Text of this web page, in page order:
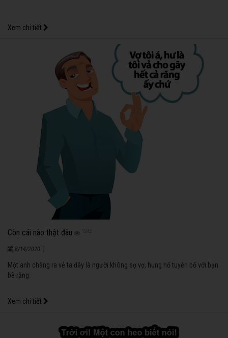
Xem chi tiết
Còn cái nào thật đâu
8/14/2020
Một anh chàng ra vẻ ta đây là người không sợ vợ, hung hổ tuyên bố với bạn
bè rằng:
Xem chi tiết